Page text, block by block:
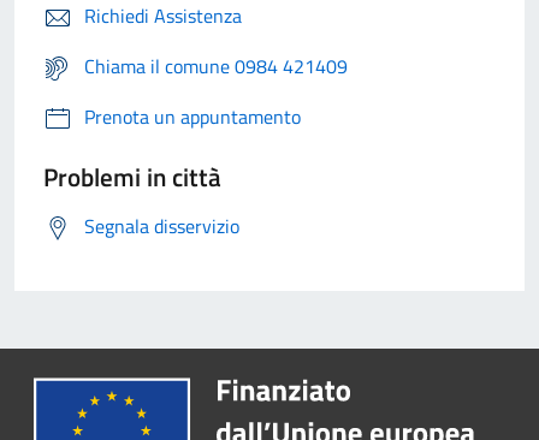
Richiedi Assistenza
Chiama il comune 0984 421409
Prenota un appuntamento
Problemi in città
Segnala disservizio